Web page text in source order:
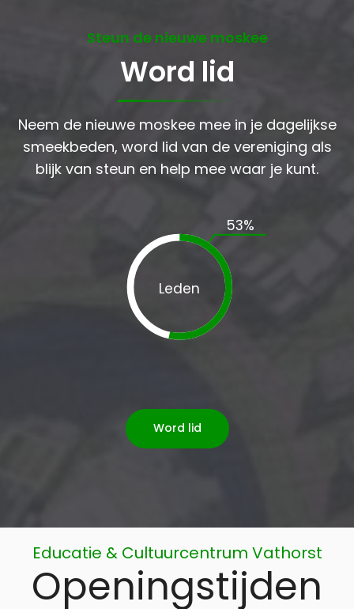
Steun de nieuwe moskee
Word lid
Neem de nieuwe moskee mee in je dagelijkse
smeekbeden, word lid van de vereniging als
blijk van steun en help mee waar je kunt.
Leden
53%
Word lid
Educatie & Cultuurcentrum Vathorst
Openingstijden